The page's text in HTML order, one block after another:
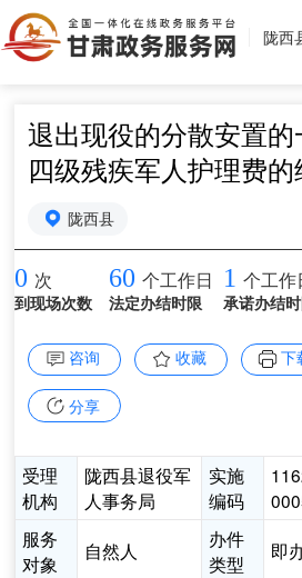
陇西
退出现役的分散安置的
四级残疾军人护理费的
陇西县
0 次
到现场次数
60 个工作日
法定办结时限
1 个工作
承诺办结
咨询 收藏 下
分享
受理
机构
陇西县退役军
人事务局
实施
编码
服务
对象
自然人
办件
类型
即